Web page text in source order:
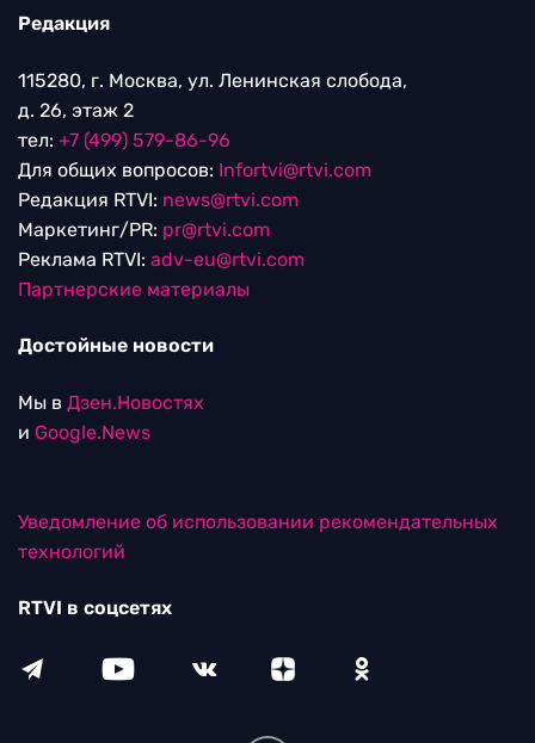
Редакция
115280, г. Москва, ул. Ленинская слобода,
д. 26, этаж 2
тел: +7 (499) 579-86-96
Для общих вопросов: Infortvi@rtvi.com
Редакция RTVI: news@rtvi.com
Маркетинг/PR: pr@rtvi.com
Реклама RTVI: adv-eu@rtvi.com
Партнерские материалы
Достойные новости
Мы в Дзен.Новостях
и Google.News
Уведомление об использовании рекомендательных
технологий
RTVI в соцсетях